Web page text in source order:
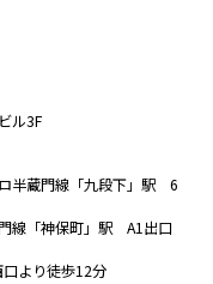
ル3F
半蔵門線「九段下」駅 6
線「神保町」駅 A1出口
より徒歩12分